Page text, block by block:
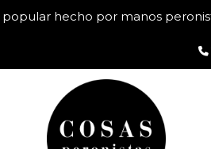
hecho por manos